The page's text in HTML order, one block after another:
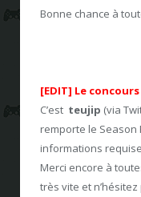
Bonne chance à
[EDIT] Le
C’est teujip (via
remporte le Season
informations
Merci encore à
très vite et